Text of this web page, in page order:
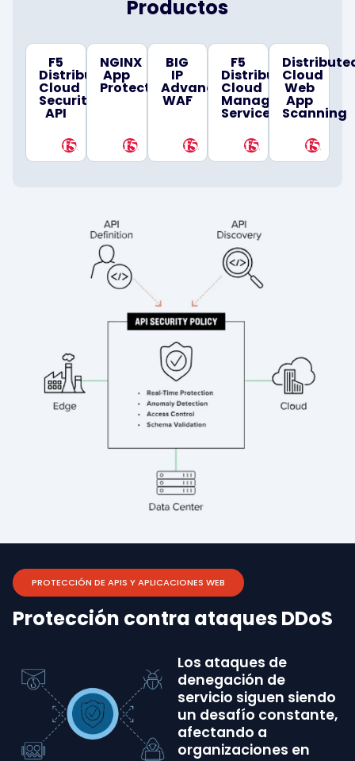
Productos
F5
Distributed
Cloud
Security
API
NGINX
App
Protect
BIG
IP
Advanced
WAF
F5
Distributed
Cloud
Managed
Services
Cloud
Web
App
Scanning
PROTECCIÓN DE APIS Y APLICACIONES WEB
Protección contra ataques DDoS
Los ataques de
denegación de
servicio siguen siendo
un desafío constante,
afectando a
organizaciones en